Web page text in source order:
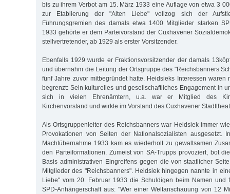
bis zu ihrem Verbot am 15. März 1933 eine Auflage von etwa 3
zur Etablierung der "Alten Liebe" vollzog sich der
Führungsgremien des damals etwa 1400 Mitglieder starken
1933 gehörte er dem Parteivorstand der Cuxhavener
stellvertretender, ab 1929 als erster Vorsitzender.
Ebenfalls 1929 wurde er Fraktionsvorsitzender der damals
und übernahm die Leitung der Ortsgruppe des "Reichsbanners
fünf Jahre zuvor mitbegründet hatte. Heidsieks Interessen waren
begrenzt: Sein kulturelles und gesellschaftliches Engagement in
sich in vielen Ehrenämtern, u.a. war er Mitglied des
Kirchenvorstand und wirkte im Vorstand des Cuxhavener
Als Ortsgruppenleiter des Reichsbanners war Heidsiek immer
Provokationen von Seiten der Nationalsozialisten ausgesetzt.
Machtübernahme 1933 kam es wiederholt zu gewaltsamen
den Parteiformationen. Zumeist von SA-Trupps provoziert, bot
Basis administrativen Eingreifens gegen die von staatlicher
Mitglieder des "Reichsbanners". Heidsiek hingegen nannte in
Liebe" vom 20. Februar 1933 die Schuldigen beim Namen und
SPD-Anhängerschaft aus: "Wer einer Weltanschauung von 12